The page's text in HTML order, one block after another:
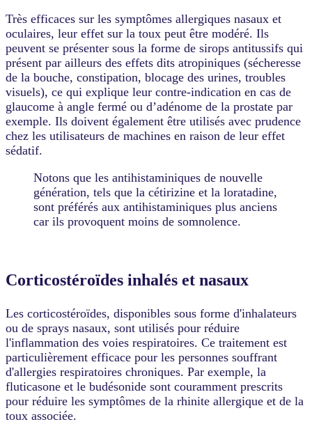
Très efficaces sur les symptômes allergiques nasaux et
oculaires, leur effet sur la toux peut être modéré. Ils
peuvent se présenter sous la forme de sirops antitussifs qui
présent par ailleurs des effets dits atropiniques (sécheresse
de la bouche, constipation, blocage des urines, troubles
visuels), ce qui explique leur contre-indication en cas de
glaucome à angle fermé ou d’adénome de la prostate par
exemple. Ils doivent également être utilisés avec prudence
chez les utilisateurs de machines en raison de leur effet
sédatif.
Notons que les antihistaminiques de nouvelle
génération, tels que la cétirizine et la loratadine,
sont préférés aux antihistaminiques plus anciens
car ils provoquent moins de somnolence.
Corticostéroïdes inhalés et nasaux
Les corticostéroïdes, disponibles sous forme d'inhalateurs
ou de sprays nasaux, sont utilisés pour réduire
l'inflammation des voies respiratoires. Ce traitement est
particulièrement efficace pour les personnes souffrant
d'allergies respiratoires chroniques. Par exemple, la
fluticasone et le budésonide sont couramment prescrits
pour réduire les symptômes de la rhinite allergique et de la
toux associée.